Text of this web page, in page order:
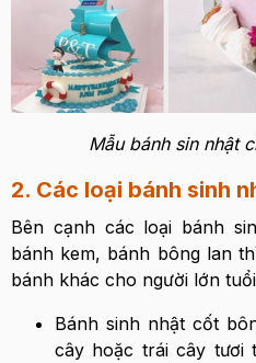
Mẫu bánh sin nhật
2. Các loại bánh sinh
Bên cạnh các loại bánh
bánh kem, bánh bông lan
bánh khác cho người lớn
Bánh sinh nhật cốt
cây hoặc trái cây tươi